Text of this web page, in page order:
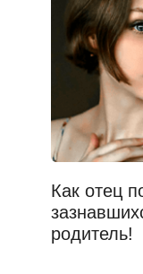
Как отец
родитель!